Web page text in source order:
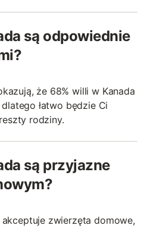
są odpowiednie
że 68% willi w Kanada
łatwo będzie Ci
rodziny.
są przyjazne
akceptuje zwierzęta domowe,